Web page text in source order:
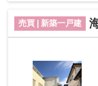
売買 | 新築一戸建